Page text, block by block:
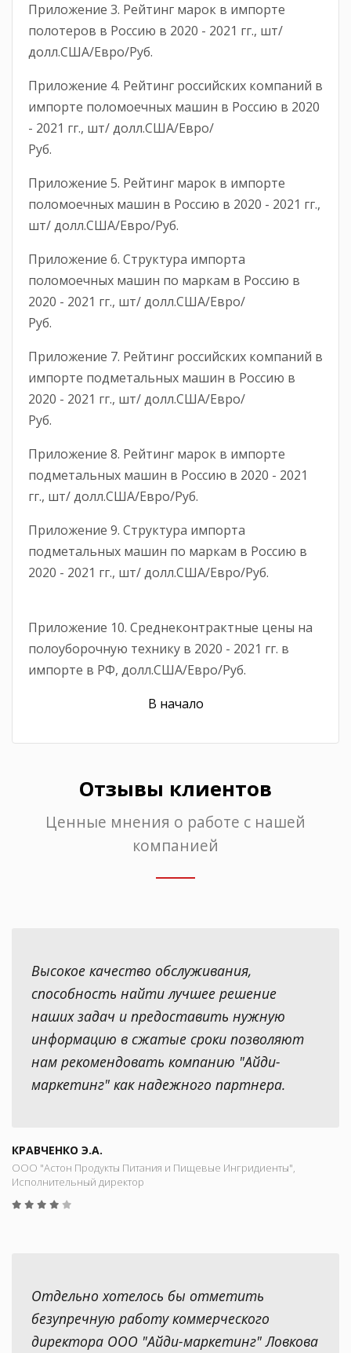
Приложение 3. Рейтинг марок в импорте
полотеров в Россию в 2020 - 2021 гг., шт/
долл.США/Евро/Руб.
Приложение 4. Рейтинг российских компаний в
импорте поломоечных машин в Россию в 2020
- 2021 гг., шт/ долл.США/Евро/
Руб.
Приложение 5. Рейтинг марок в импорте
поломоечных машин в Россию в 2020 - 2021 гг.,
шт/ долл.США/Евро/Руб.
Приложение 6. Структура импорта
поломоечных машин по маркам в Россию в
2020 - 2021 гг., шт/ долл.США/Евро/
Приложение 7. Рейтинг российских компаний в
импорте подметальных машин в Россию в
2020 - 2021 гг., шт/ долл.США/Евро/
Руб.
Приложение 8. Рейтинг марок в импорте
подметальных машин в Россию в 2020 - 2021
гг., шт/ долл.США/Евро/Руб.
Приложение 9. Структура импорта
подметальных машин по маркам в Россию в
2020 - 2021 гг., шт/ долл.США/Евро/Руб.
Приложение 10. Среднеконтрактные цены на
полоуборочную технику в 2020 - 2021 гг. в
импорте в РФ, долл.США/Евро/Руб.
В начало
Отзывы клиентов
Ценные мнения о работе с нашей
компанией
Высокое качество обслуживания,
способность найти лучшее решение
наших задач и предоставить нужную
информацию в сжатые сроки позволяют
нам рекомендовать компанию "Айди-
маркетинг" как надежного партнера.
КРАВЧЕНКО Э.А.
ООО "Астон Продукты Питания и Пищевые Ингридиенты",
Исполнительный директор
Отдельно хотелось бы отметить
безупречную работу коммерческого
директора ООО "Айди-маркетинг" Ловкова